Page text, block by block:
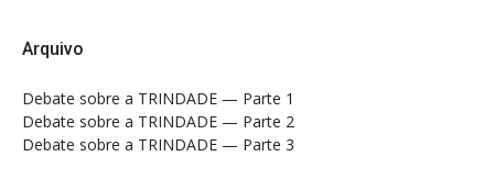
Arquivo
Debate sobre a TRINDADE — Parte 1
Debate sobre a TRINDADE — Parte 2
Debate sobre a TRINDADE — Parte 3